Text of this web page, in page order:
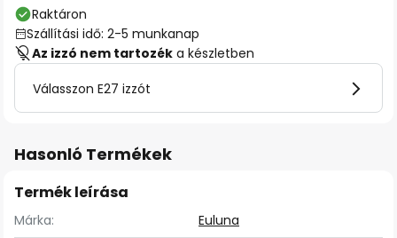
Raktáron
Szállítási idő: 2-5 munkanap
Az izzó nem tartozék a készletben
Válasszon E27 izzót
Hasonló Termékek
Termék leírása
Márka:
Euluna